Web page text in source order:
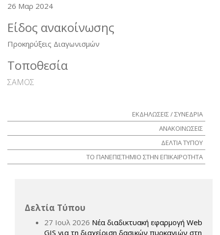
26 Μαρ 2024
Είδος ανακοίνωσης
Προκηρύξεις Διαγωνισμών
Τοποθεσία
ΣΑΜΟΣ
ΕΚΔΗΛΩΣΕΙΣ / ΣΥΝΕΔΡΙΑ
ΑΝΑΚΟΙΝΩΣΕΙΣ
ΔΕΛΤΙΑ ΤΥΠΟΥ
ΤΟ ΠΑΝΕΠΙΣΤΗΜΙΟ ΣΤΗΝ ΕΠΙΚΑΙΡΟΤΗΤΑ
Δελτία Τύπου
27 Ιουλ 2026 Νέα διαδικτυακή εφαρμογή Web
GIS για τη διαχείριση δασικών πυρκαγιών στη